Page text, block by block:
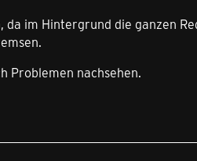
im Hintergrund die ganzen
Problemen nachsehen.